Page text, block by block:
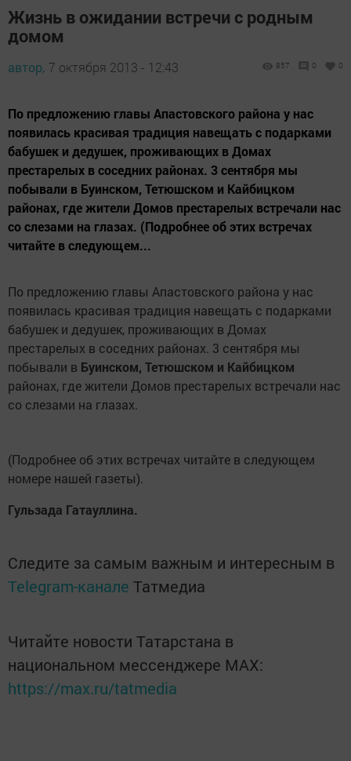
Жизнь в ожидании встречи с родным
домом
автор, 7 октября 2013 - 12:43 857 0 0
По предложению главы Апастовского района у нас
появилась красивая традиция навещать с подарками
бабушек и дедушек, проживающих в Домах
престарелых в соседних районах. 3 сентября мы
побывали в Буинском, Тетюшском и Кайбицком
районах, где жители Домов престарелых встречали нас
со слезами на глазах. (Подробнее об этих встречах
читайте в следующем...
По предложению главы Апастовского района у нас
появилась красивая традиция навещать с подарками
бабушек и дедушек, проживающих в Домах
престарелых в соседних районах. 3 сентября мы
побывали в Буинском, Тетюшском и Кайбицком
районах, где жители Домов престарелых встречали нас
со слезами на глазах.
(Подробнее об этих встречах читайте в следующем
номере нашей газеты).
Гульзада Гатауллина.
Следите за самым важным и интересным в
Telegram-канале Татмедиа
Читайте новости Татарстана в
национальном мессенджере MАХ:
https://max.ru/tatmedia